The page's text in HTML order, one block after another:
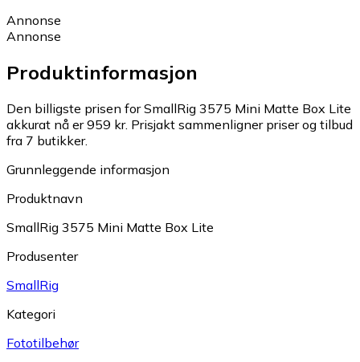
Annonse
Annonse
Produktinformasjon
Den billigste prisen for SmallRig 3575 Mini Matte Box Lite
akkurat nå er 959 kr. Prisjakt sammenligner priser og tilbud
fra 7 butikker.
Grunnleggende informasjon
Produktnavn
SmallRig 3575 Mini Matte Box Lite
Produsenter
SmallRig
Kategori
Fototilbehør